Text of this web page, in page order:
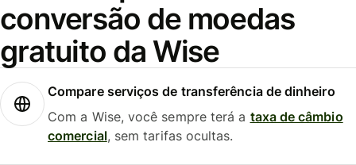
conversão de moedas
gratuito da Wise
Compare serviços de transferência de dinheiro
Com a Wise, você sempre terá a taxa de câmbio
comercial, sem tarifas ocultas.